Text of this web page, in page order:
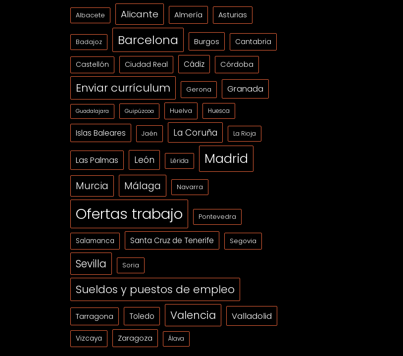
Albacete Alicante Almería Asturias
Badajoz Barcelona Burgos Cantabria
Castellón Ciudad Real Cádiz Córdoba
Enviar currículum Gerona Granada
Guadalajara Guipúzcoa Huelva Huesca
Islas Baleares Jaén La Coruña La Rioja
Las Palmas León Lérida Madrid
Murcia Málaga Navarra
Ofertas trabajo Pontevedra
Salamanca Santa Cruz de Tenerife Segovia
Sevilla Soria
Sueldos y puestos de empleo
Tarragona Toledo Valencia Valladolid
Vizcaya Zaragoza Álava